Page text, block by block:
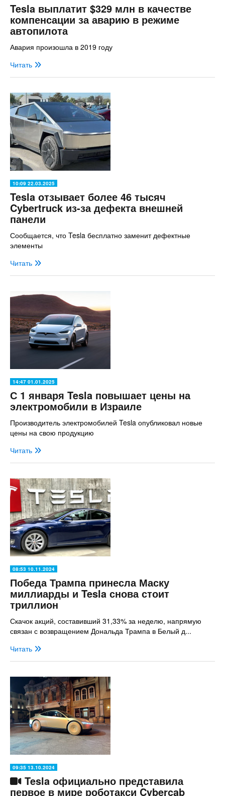
Tesla выплатит $329 млн в качестве
компенсации за аварию в режиме
автопилота
Авария произошла в 2019 году
Читать
10:09 22.03.2025
Tesla отзывает более 46 тысяч
Cybertruck из-за дефекта внешней
панели
Сообщается, что Tesla бесплатно заменит дефектные
элементы
Читать
14:47 01.01.2025
С 1 января Tesla повышает цены на
электромобили в Израиле
Производитель электромобилей Tesla опубликовал новые
цены на свою продукцию
Читать
08:53 10.11.2024
Победа Трампа принесла Маску
миллиарды и Tesla снова стоит
триллион
Скачок акций, составивший 31,33% за неделю, напрямую
связан с возвращением Дональда Трампа в Белый д...
Читать
09:35 13.10.2024
Tesla официально представила
первое в мире роботакси Cybercab